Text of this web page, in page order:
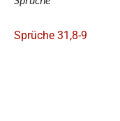
Sprüche 31,8-9